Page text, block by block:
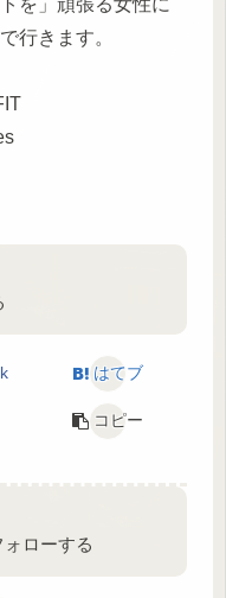
を」頑張る女性に
行きます。
はてブ
コピー
ローする